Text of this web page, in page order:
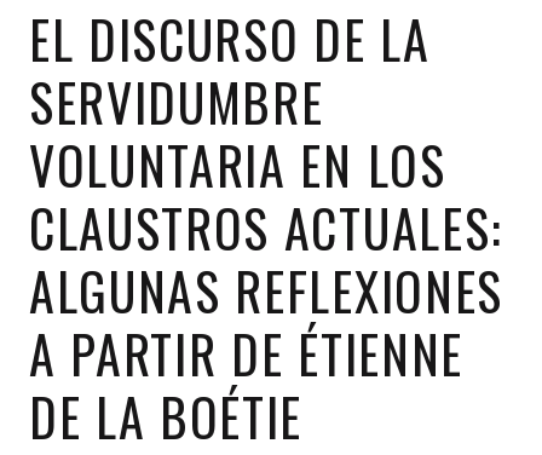
EL DISCURSO DE LA
SERVIDUMBRE
VOLUNTARIA EN LOS
CLAUSTROS ACTUALES:
ALGUNAS REFLEXIONES
A PARTIR DE ÉTIENNE
DE LA BOÉTIE